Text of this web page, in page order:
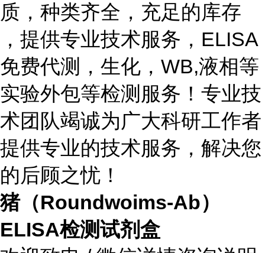
质，种类齐全，充足的库存
，提供专业技术服务，ELISA
免费代测，生化，WB,液相等
实验外包等检测服务！专业技
术团队竭诚为广大科研工作者
提供专业的技术服务，解决您
的后顾之忧！
猪（Roundwoims-Ab）
ELISA检测试剂盒